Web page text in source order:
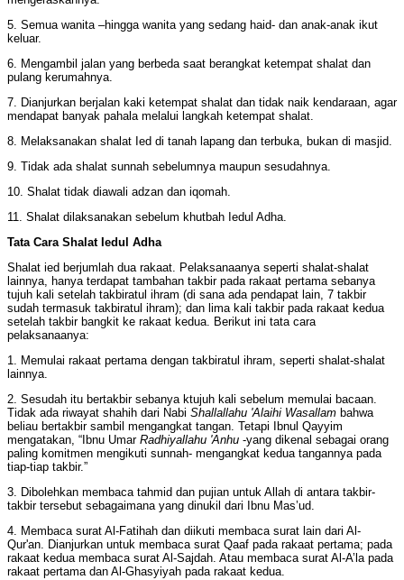
5. Semua wanita –hingga wanita yang sedang haid- dan anak-anak ikut
keluar.
6. Mengambil jalan yang berbeda saat berangkat ketempat shalat dan
pulang kerumahnya.
7. Dianjurkan berjalan kaki ketempat shalat dan tidak naik kendaraan, agar
mendapat banyak pahala melalui langkah ketempat shalat.
8. Melaksanakan shalat Ied di tanah lapang dan terbuka, bukan di masjid.
9. Tidak ada shalat sunnah sebelumnya maupun sesudahnya.
10. Shalat tidak diawali adzan dan iqomah.
11. Shalat dilaksanakan sebelum khutbah Iedul Adha.
Tata Cara Shalat Iedul Adha
Shalat ied berjumlah dua rakaat. Pelaksanaanya seperti shalat-shalat
lainnya, hanya terdapat tambahan takbir pada rakaat pertama sebanya
tujuh kali setelah takbiratul ihram (di sana ada pendapat lain, 7 takbir
sudah termasuk takbiratul ihram); dan lima kali takbir pada rakaat kedua
setelah takbir bangkit ke rakaat kedua. Berikut ini tata cara
pelaksanaanya:
1. Memulai rakaat pertama dengan takbiratul ihram, seperti shalat-shalat
lainnya.
2. Sesudah itu bertakbir sebanya ktujuh kali sebelum memulai bacaan.
Tidak ada riwayat shahih dari Nabi Shallallahu 'Alaihi Wasallam bahwa
beliau bertakbir sambil mengangkat tangan. Tetapi Ibnul Qayyim
mengatakan, “Ibnu Umar Radhiyallahu 'Anhu -yang dikenal sebagai orang
paling komitmen mengikuti sunnah- mengangkat kedua tangannya pada
tiap-tiap takbir.”
3. Dibolehkan membaca tahmid dan pujian untuk Allah di antara takbir-
takbir tersebut sebagaimana yang dinukil dari Ibnu Mas’ud.
4. Membaca surat Al-Fatihah dan diikuti membaca surat lain dari Al-
Qur'an. Dianjurkan untuk membaca surat Qaaf pada rakaat pertama; pada
rakaat kedua membaca surat Al-Sajdah. Atau membaca surat Al-A’la pada
rakaat pertama dan Al-Ghasyiyah pada rakaat kedua.